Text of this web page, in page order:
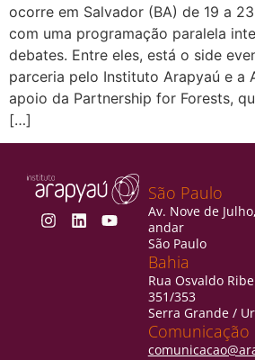
ocorre em Salvador (BA) de 19 a
com uma programação paralela
debates. Entre eles, está o side
parceria pelo Instituto Arapyaú e a
apoio da Partnership for Forests,
[…]
São Paulo
Av. Nove de
andar
São Paulo
Bahia
Rua Osvaldo
351/353
Serra Grande /
Comunicação